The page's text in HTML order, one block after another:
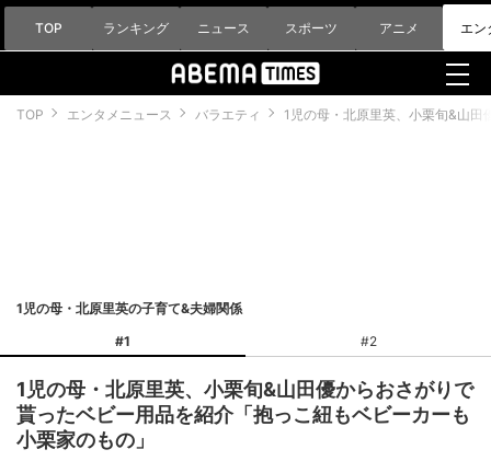
TOP ランキング ニュース スポーツ アニメ エン
TOP エンタメニュース バラエティ 1児の母・北原里英、小栗旬&山
1児の母・北原里英の子育て&夫婦関係
#1
#2
1児の母・北原里英、小栗旬&山田優からおさがりで
貰ったベビー用品を紹介「抱っこ紐もベビーカーも
小栗家のもの」